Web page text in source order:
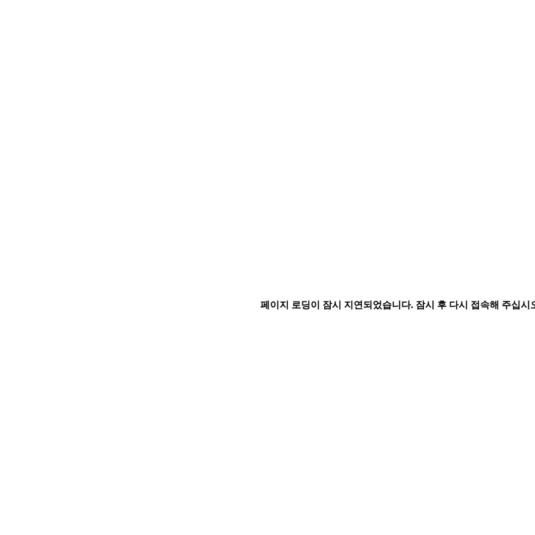
페이지 로딩이 잠시 지연되었습니다. 잠시 후 다시 접속해 주십시